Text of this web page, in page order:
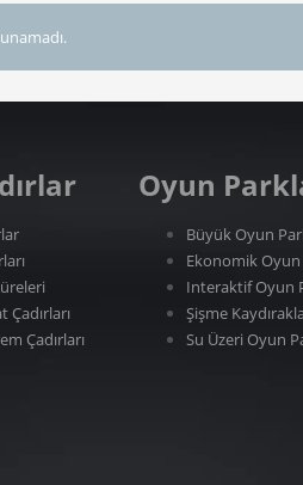
Çadırları
Çadırları
Oyun
Büyük Oyun
Ekonomik Oyun
Interaktif Oyun
Şişme
Su Üzeri Oyun